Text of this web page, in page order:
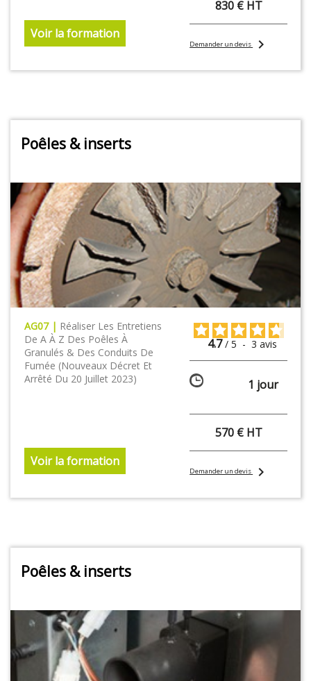
Voir la formation
830 € HT
Demander un devischevron_right
Poêles & inserts
AG07 | Réaliser Les Entretiens
De A À Z Des Poêles À
Granulés & Des Conduits De
Fumée (nouveaux Décret Et
Arrêté Du 20 Juillet 2023)
Voir la formation
4.7 / 5 - 3 avis
1 jour
570 € HT
Demander un devischevron_right
Poêles & inserts